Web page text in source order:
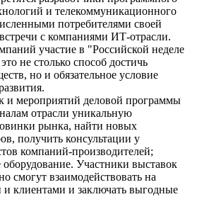
и телекоммуникационного
потребителями своей
с компаниями ИТ-отрасли.
участие в "Российской неделе
не столько способ достичь
но и обязательное условие
и мероприятий деловой программы
отрасли уникальную
рынка, найти новых
получить консультации у
компаний-производителей;
оборудование. Участники выставок
смогут взаимодействовать на
и клиентами и заключать выгодные